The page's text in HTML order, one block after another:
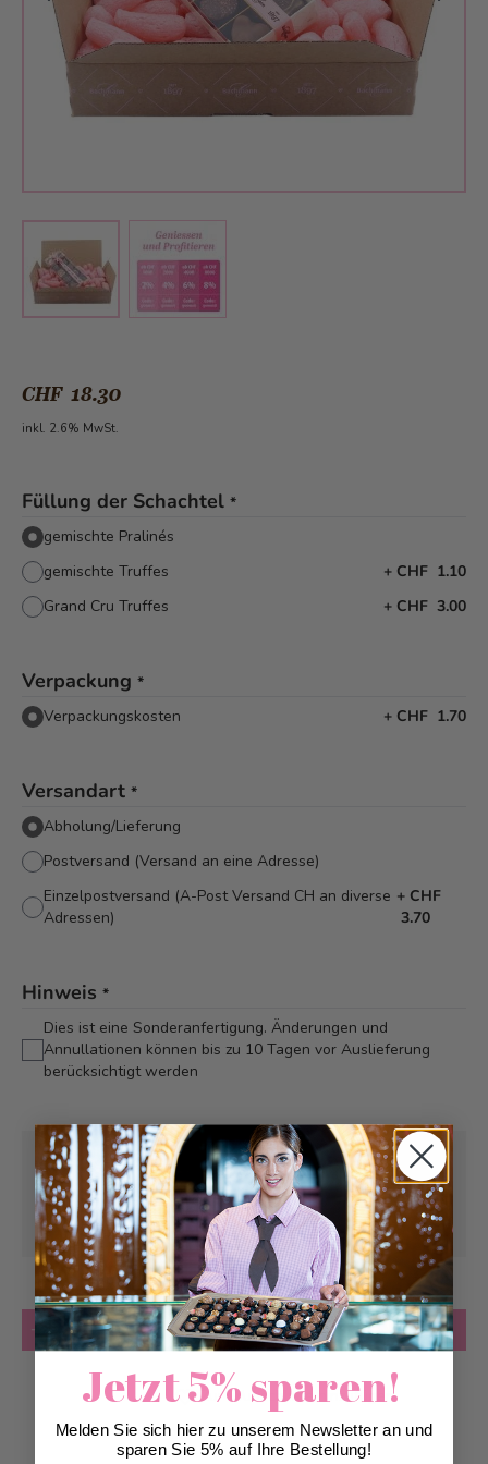
View larger imageView larger image
CHF 18.30
inkl. 2.6% MwSt.
Füllung der Schachtel *
gemischte Pralinés
gemischte Truffes
+ CHF 1.10
Grand Cru Truffes
+ CHF 3.00
Verpackung *
Verpackungskosten
+ CHF 1.70
Versandart *
Abholung/Lieferung
Postversand (Versand an eine Adresse)
Einzelpostversand (A-Post Versand CH an diverse
Adressen)
+ CHF
3.70
Hinweis *
Dies ist eine Sonderanfertigung. Änderungen und
Annullationen können bis zu 10 Tagen vor Auslieferung
berücksichtigt werden
Abholung ab Dienstag, 18.08.2026
Kann frühstens abDienstag, 18.08.2026
geliefert werden
Anzahl in den Warenkorb
Zur Wunschliste hinzufügen
Jetzt 5% sparen!
Melden Sie sich hier zu unserem Newsletter an und
sparen Sie 5% auf Ihre Bestellung!